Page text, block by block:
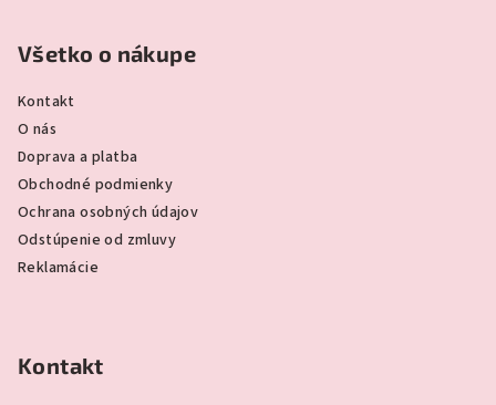
Všetko o nákupe
Kontakt
O nás
Doprava a platba
Obchodné podmienky
Ochrana osobných údajov
Odstúpenie od zmluvy
Reklamácie
Kontakt